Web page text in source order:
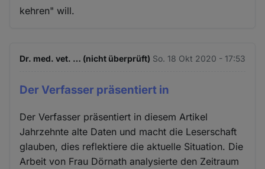
kehren" will.
Dr. med. vet. … (nicht überprüft) So. 18 Okt 2020 - 17:53
Der Verfasser präsentiert in
Der Verfasser präsentiert in diesem Artikel
Jahrzehnte alte Daten und macht die Leserschaft
glauben, dies reflektiere die aktuelle Situation. Die
Arbeit von Frau Dörnath analysierte den Zeitraum